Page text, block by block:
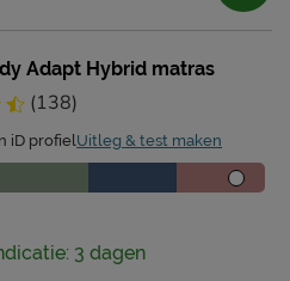
Adapt Hybrid matras
(138)
iD profielUitleg & test maken
3 dagen